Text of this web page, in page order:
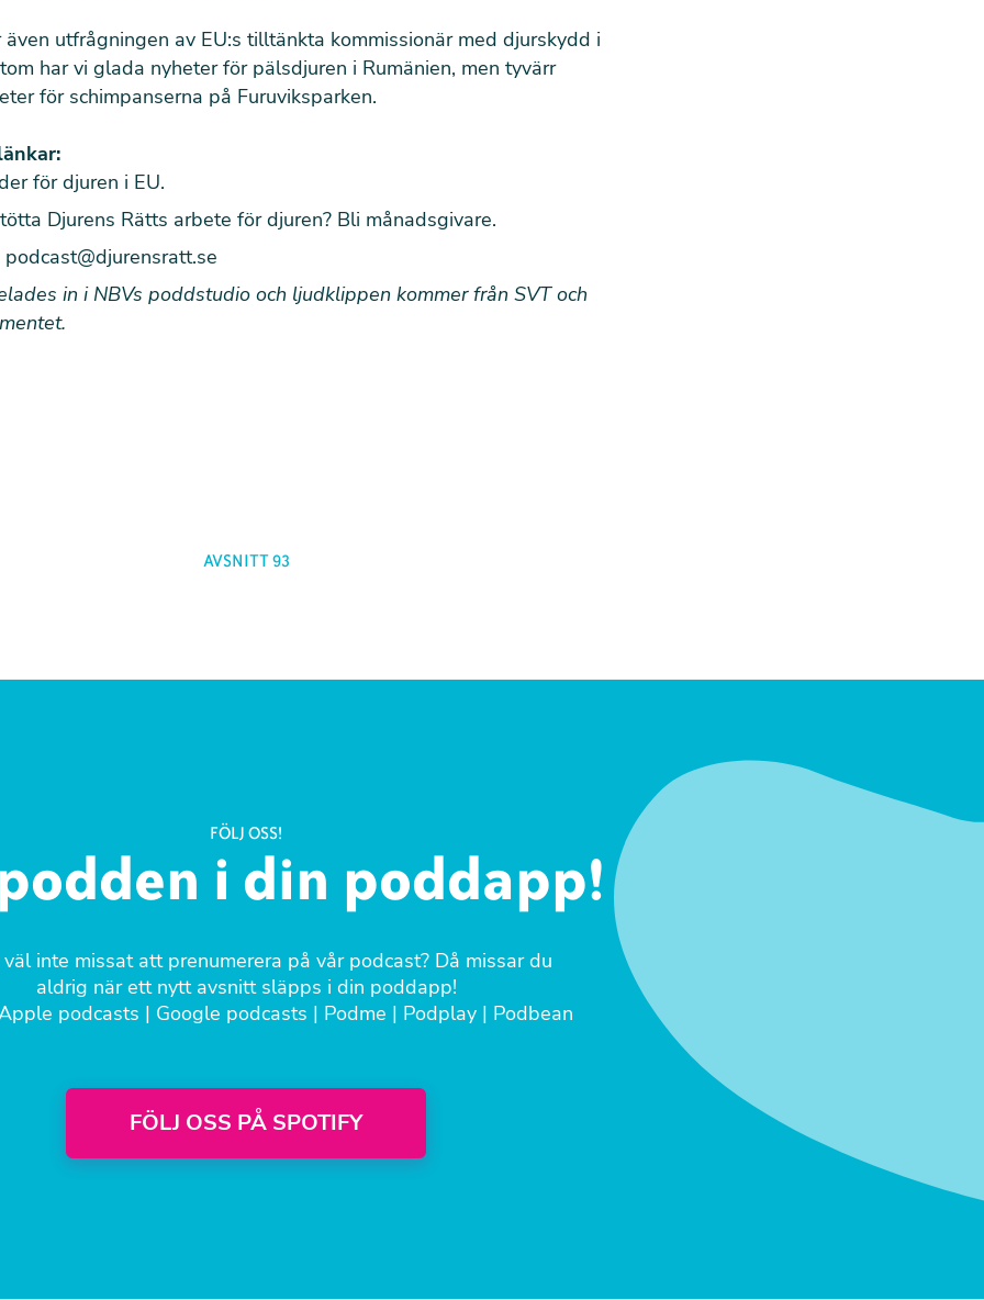
utfrågningen av EU:s tilltänkta kommissionär med djurskydd i
har vi glada nyheter för pälsdjuren i Rumänien, men tyvärr
för schimpanserna på Furuviksparken.
för djuren i EU.
Djurens Rätts arbete för djuren? Bli månadsgivare.
podcast@djurensratt.se
in i NBVs poddstudio och ljudklippen kommer från SVT och
AVSNITT 93
FÖLJ OSS!
i din poddapp!
väl inte missat att prenumerera på vår podcast? Då missar du
aldrig när ett nytt avsnitt släpps i din poddapp!
podcasts | Google podcasts | Podme | Podplay | Podbean
FÖLJ OSS PÅ SPOTIFY